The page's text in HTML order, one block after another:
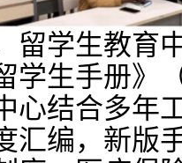
留学生教育
学生手册》
心结合多年
汇编，新版